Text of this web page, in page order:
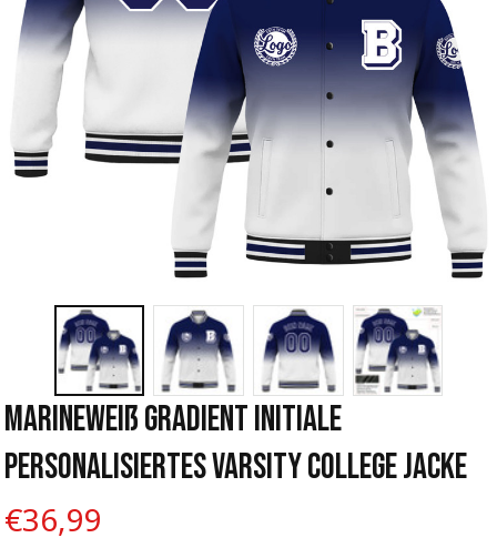
Marineweiß Gradient Initiale
Personalisiertes Varsity College Jacke
€36,99